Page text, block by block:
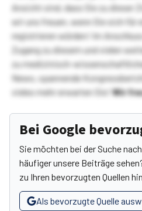
Ansicht sind, dass Sie zu dieser
wir uns freuen, wenn Sie sich für
registrieren würden! Im
Zugang zu diesem und vielen
zu medizinisch-
News, spannende
vieles mehr erwarten Sie!Wir
Bei Google
Sie möchten bei der Suche
häufiger unsere Beiträge
zu Ihren bevorzugten Quellen
Als bevorzugte Quelle